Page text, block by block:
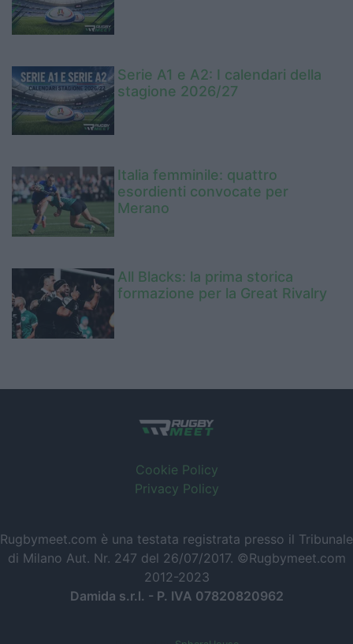
Serie A1 e A2: I calendari della
stagione 2026/27
Italia femminile: quattro
esordienti convocate per
Merano
All Blacks: la prima storica
formazione per la Great Rivalry
Cookie Policy
Privacy Policy
Rugbymeet.com è una testata registrata presso il Tribunale
di Milano Aut. Nr. 247 del 26/07/2017. ©Rugbymeet.com
2012-2023
Damida s.r.l. - P. IVA 07820820962